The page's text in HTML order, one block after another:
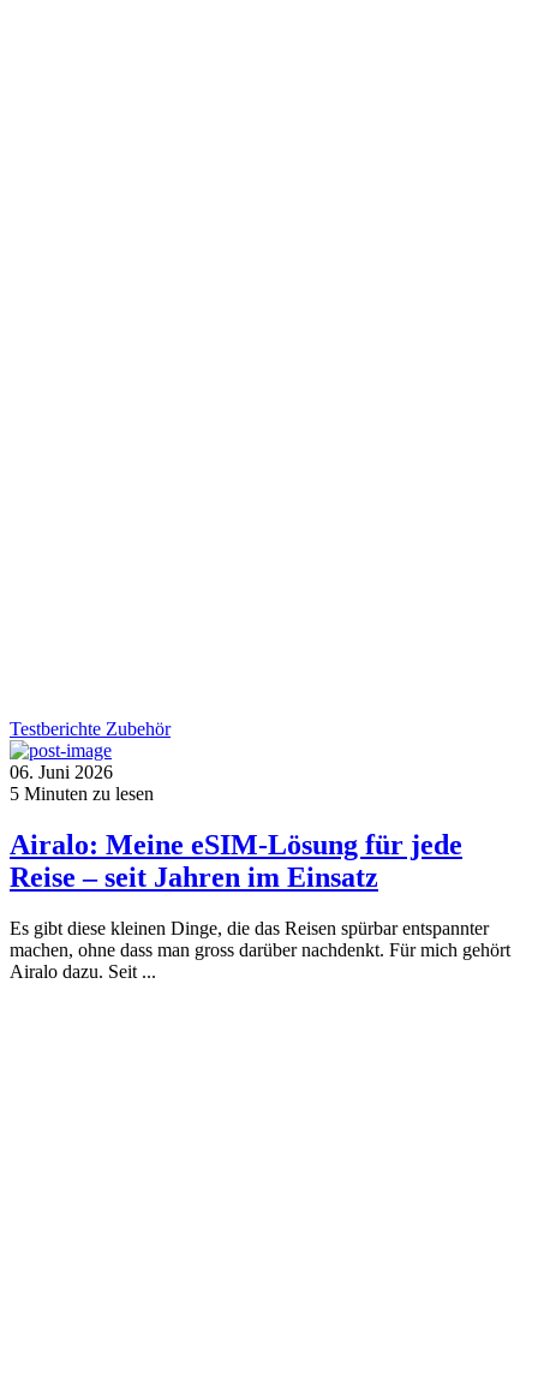
Testberichte Zubehör
06. Juni 2026
5 Minuten zu lesen
Airalo: Meine eSIM-Lösung für jede
Reise – seit Jahren im Einsatz
Es gibt diese kleinen Dinge, die das Reisen spürbar entspannter
machen, ohne dass man gross darüber nachdenkt. Für mich gehört
Airalo dazu. Seit ...